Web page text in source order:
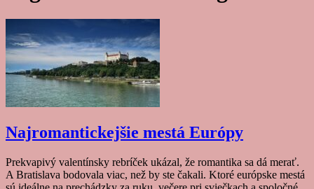
Najromantickejšie mestá Európy
Prekvapivý valentínsky rebríček ukázal, že romantika sa dá merať.
A Bratislava bodovala viac, než by ste čakali. Ktoré európske mestá